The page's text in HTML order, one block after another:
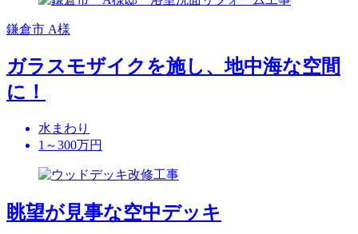
鎌倉市 A様
ガラスモザイクを施し、地中海な空間
に！
水まわり
1～300万円
眺望が見事な空中デッキ